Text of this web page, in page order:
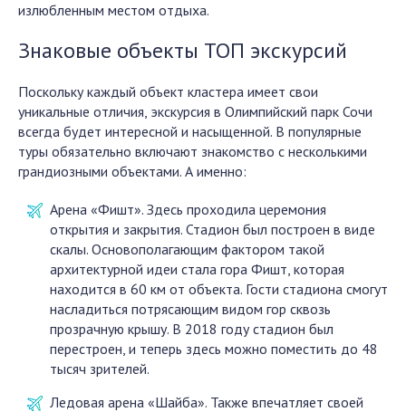
излюбленным местом отдыха.
Знаковые объекты ТОП экскурсий
Поскольку каждый объект кластера имеет свои
уникальные отличия, экскурсия в Олимпийский парк Сочи
всегда будет интересной и насыщенной. В популярные
туры обязательно включают знакомство с несколькими
грандиозными объектами. А именно:
Арена «Фишт». Здесь проходила церемония
открытия и закрытия. Стадион был построен в виде
скалы. Основополагающим фактором такой
архитектурной идеи стала гора Фишт, которая
находится в 60 км от объекта. Гости стадиона смогут
насладиться потрясающим видом гор сквозь
прозрачную крышу. В 2018 году стадион был
перестроен, и теперь здесь можно поместить до 48
тысяч зрителей.
Ледовая арена «Шайба». Также впечатляет своей